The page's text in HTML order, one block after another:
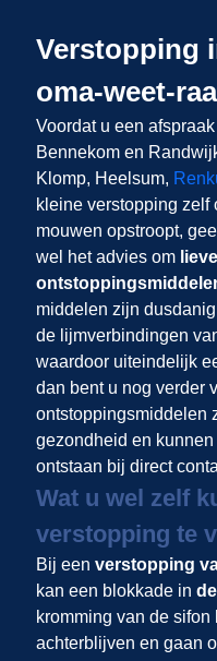
Verstopping
oma-weet-
Voordat u een
Bennekom en
Klomp, Heelsum,
kleine verstopping zelf
mouwen opstroopt,
wel het advies om
middelen zijn
de lijmverbindingen
waardoor uiteindelijk
dan bent u nog verder
ontstoppingsmiddelen
gezondheid en
ontstaan bij direct
Wat u wel zelf
verstopping te
Bij een verstopping
kan een blokkade in
kromming van de
achterblijven en gaan